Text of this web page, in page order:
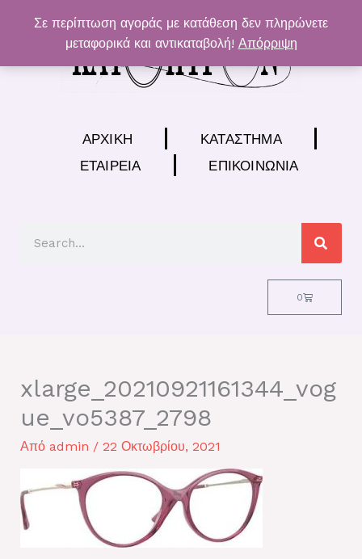
Σε περίπτωση αγοράς με κατάθεση δεν πληρώνετε
μεταφορικά και αντικαταβολή! Απόρριψη
περιεχόμενο
ΑΡΧΙΚΉ
ΚΑΤΆΣΤΗΜΑ
ΕΤΑΙΡΕΊΑ
ΕΠΙΚΟΙΝΩΝΊΑ
0
Cart
xlarge_20210921161344_vog
ue_vo5387_2798
Από admin / 22 Οκτωβρίου, 2021